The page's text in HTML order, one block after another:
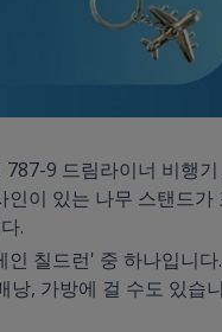
9 드림라이너 비행
이 있는 나무 스탠드
.
칠드런' 중 하나입니
, 가방에 걸 수도 있습